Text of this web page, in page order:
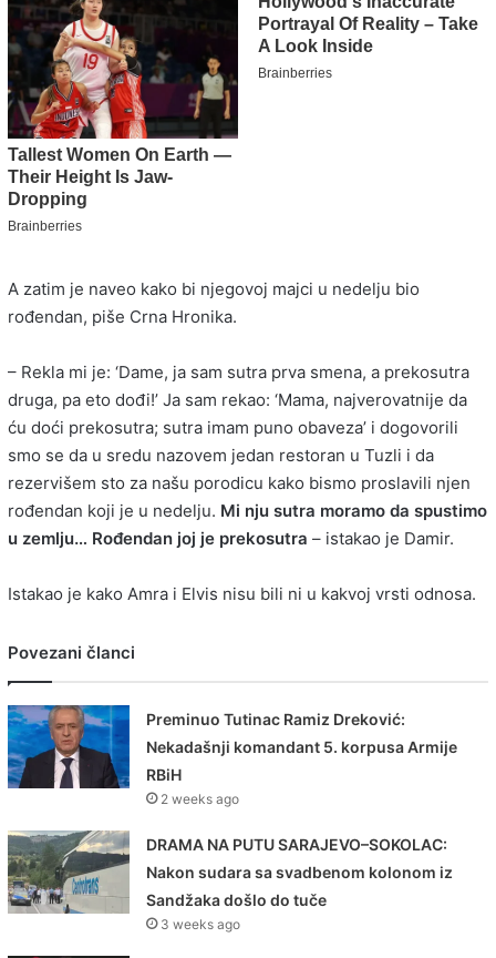
A zatim je naveo kako bi njegovoj majci u nedelju bio
rođendan, piše Crna Hronika.
– Rekla mi je: ‘Dame, ja sam sutra prva smena, a prekosutra
druga, pa eto dođi!’ Ja sam rekao: ‘Mama, najverovatnije da
ću doći prekosutra; sutra imam puno obaveza’ i dogovorili
smo se da u sredu nazovem jedan restoran u Tuzli i da
rezervišem sto za našu porodicu kako bismo proslavili njen
rođendan koji je u nedelju. Mi nju sutra moramo da spustimo
u zemlju… Rođendan joj je prekosutra – istakao je Damir.
Istakao je kako Amra i Elvis nisu bili ni u kakvoj vrsti odnosa.
Povezani članci
Preminuo Tutinac Ramiz Dreković:
Nekadašnji komandant 5. korpusa Armije
RBiH
2 weeks ago
DRAMA NA PUTU SARAJEVO–SOKOLAC:
Nakon sudara sa svadbenom kolonom iz
Sandžaka došlo do tuče
3 weeks ago